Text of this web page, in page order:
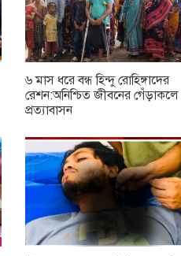
৬ মাস ধরে বন্ধ হিন্দু রোহিঙ্গাদের
রেশন:অনিশ্চিত জীবনের গেঁড়াকলে
প্রত্যাবাসন